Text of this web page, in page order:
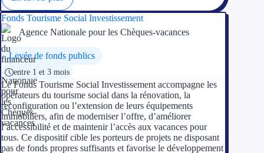
Fonds Tourisme Social Investissement
Agence Nationale pour les Chèques-vacances
Levée de fonds publics
entre 1 et 3 mois
Le Fonds Tourisme Social Investissement accompagne les
opérateurs du tourisme social dans la rénovation, la
reconfiguration ou l’extension de leurs équipements
immobiliers, afin de moderniser l’offre, d’améliorer
l’accessibilité et de maintenir l’accès aux vacances pour
tous. Ce dispositif cible les porteurs de projets ne disposant
pas de fonds propres suffisants et favorise le développement